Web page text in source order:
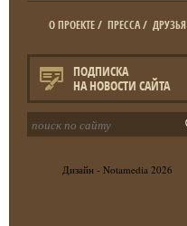
О ПРОЕКТЕ/ ПРЕССА/ ДРУЗЬЯ
ПОДПИСКА
НА НОВОСТИ САЙТА
Дизайн - Notamedia 2026